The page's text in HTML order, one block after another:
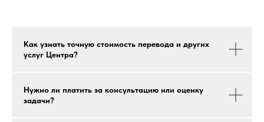
Как узнать точную стоимость перевода и других
услуг Центра?
Нужно ли платить за консультацию или оценку
задачи?